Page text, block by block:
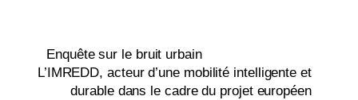
Enquête sur le bruit urbain
L’IMREDD, acteur d’une mobilité intelligente et
durable dans le cadre du projet européen